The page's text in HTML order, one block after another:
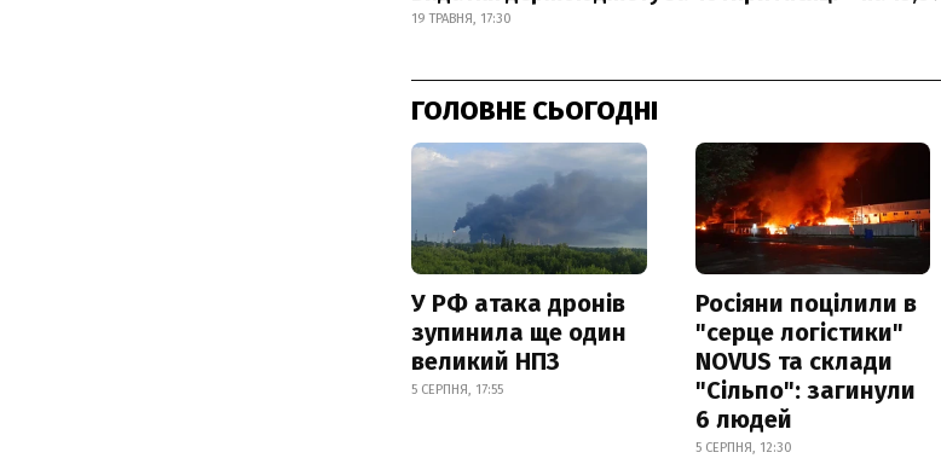
19 ТРАВНЯ, 17:30
ГОЛОВНЕ СЬОГОДНІ
У РФ атака дронів
зупинила ще один
великий НПЗ
5 СЕРПНЯ, 17:55
Росіяни поцілили в
"серце логістики"
NOVUS та склади
"Сільпо": загинули
6 людей
5 СЕРПНЯ, 12:30